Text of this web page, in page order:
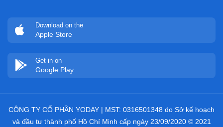
Download on the
Apple Store
Get in on
Google Play
CÔNG TY CỔ PHẦN YODAY | MST: 0316501348 do Sở kế hoạch
và đầu tư thành phố Hồ Chí Minh cấp ngày 23/09/2020 © 2021